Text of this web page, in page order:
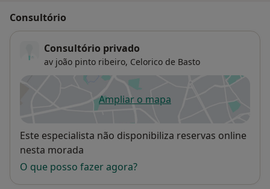
Consultório
Consultório privado
av joão pinto ribeiro, Celorico de Basto
Ampliar o mapaabre num novo separador
Disponibilidade
Este especialista não disponibiliza reservas online
nesta morada
O que posso fazer agora?